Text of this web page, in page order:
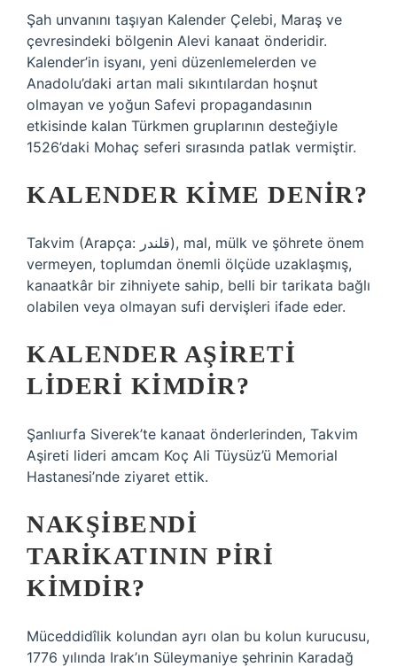
Şah unvanını taşıyan Kalender Çelebi, Maraş ve
çevresindeki bölgenin Alevi kanaat önderidir.
Kalender’in isyanı, yeni düzenlemelerden ve
Anadolu’daki artan mali sıkıntılardan hoşnut
olmayan ve yoğun Safevi propagandasının
etkisinde kalan Türkmen gruplarının desteğiyle
1526’daki Mohaç seferi sırasında patlak vermiştir.
KALENDER KIME DENIR?
Takvim (Arapça: قلندر), mal, mülk ve şöhrete önem
vermeyen, toplumdan önemli ölçüde uzaklaşmış,
kanaatkâr bir zihniyete sahip, belli bir tarikata bağlı
olabilen veya olmayan sufi dervişleri ifade eder.
KALENDER AŞIRETI
LIDERI KIMDIR?
Şanlıurfa Siverek’te kanaat önderlerinden, Takvim
Aşireti lideri amcam Koç Ali Tüysüz’ü Memorial
Hastanesi’nde ziyaret ettik.
NAKŞIBENDI
TARIKATININ PIRI
KIMDIR?
Müceddidîlik kolundan ayrı olan bu kolun kurucusu,
1776 yılında Irak’ın Süleymaniye şehrinin Karadağ